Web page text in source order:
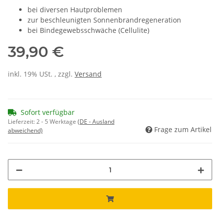
bei diversen Hautproblemen
zur beschleunigten Sonnenbrandregeneration
bei Bindegewebsschwäche (Cellulite)
39,90 €
inkl. 19% USt. , zzgl. Versand
Sofort verfügbar
Lieferzeit:2 - 5 Werktage (DE - Ausland
abweichend)
Frage zum Artikel